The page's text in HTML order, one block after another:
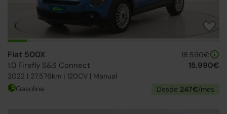
Fiat 500X
1.0 Firefly S&S Connect
2022 | 27.576km | 120CV | Manual
18.590€
15.990€
Gasolina Desde 247€/mes